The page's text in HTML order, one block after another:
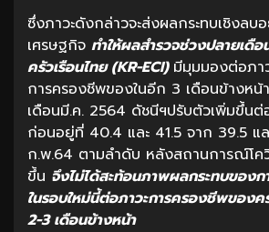
ซึ่งภาวะดังกล่าวจะส่งผลกระทบเชิงล
เศรษฐกิจ ทำให้ผลสำรวจช่วงปลายเดื
ครัวเรือนไทย (KR-ECI) มีมุมมองต่อภา
การครองชีพของในอีก 3 เดือนข้างหน้
เดือนมี.ค. 2564 ดัชนีฯปรับตัวเพิ่มขึ้นต่
ก่อนอยู่ที่ 40.4 และ 41.5 จาก 39.5 แล
ก.พ.64 ตามลำดับ หลังสถานการณ์โค
ขึ้น จึงไม่ได้สะท้อนภาพผลกระทบของก
ในรอบใหม่นี้ต่อภาวะการครองชีพของค
2-3 เดือนข้างหน้า